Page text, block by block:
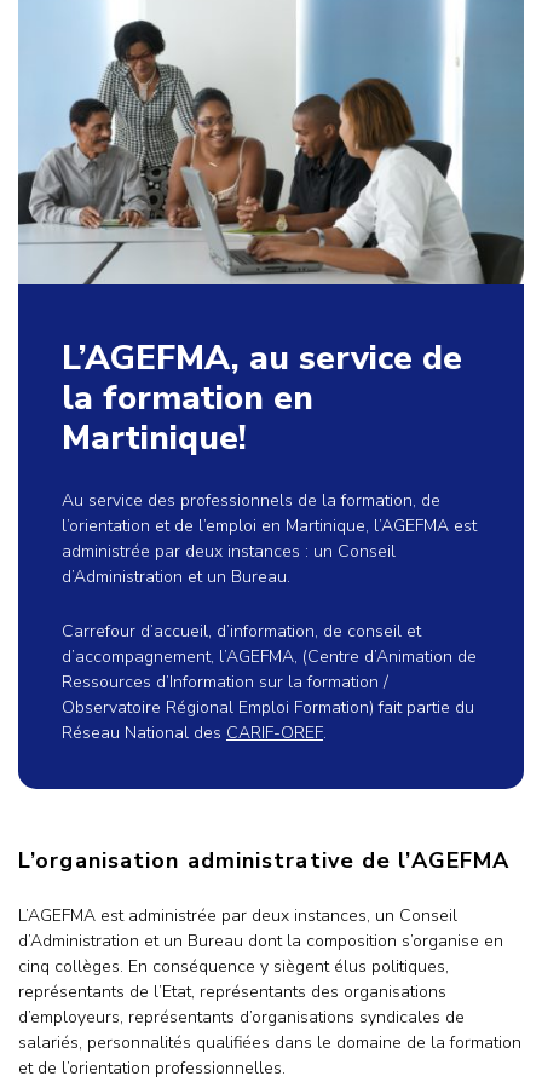
L’AGEFMA, au service de
la formation en
Martinique!
Au service des professionnels de la formation, de
l’orientation et de l’emploi en Martinique, l’AGEFMA est
administrée par deux instances : un Conseil
d’Administration et un Bureau.
Carrefour d’accueil, d’information, de conseil et
d’accompagnement, l’AGEFMA, (Centre d’Animation de
Ressources d’Information sur la formation /
Observatoire Régional Emploi Formation) fait partie du
Réseau National des CARIF-OREF.
L’organisation administrative de l’AGEFMA
L’AGEFMA est administrée par deux instances, un Conseil
d’Administration et un Bureau dont la composition s’organise en
cinq collèges. En conséquence y siègent élus politiques,
représentants de l’Etat, représentants des organisations
d’employeurs, représentants d’organisations syndicales de
salariés, personnalités qualifiées dans le domaine de la formation
et de l’orientation professionnelles.